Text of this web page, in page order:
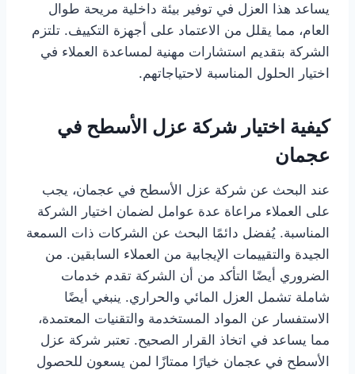
يساعد هذا العزل في توفير بيئة داخلية مريحة طوال
العام، مما يقلل من الاعتماد على أجهزة التكييف. تلتزم
الشركة بتقديم استشارات مهنية لمساعدة العملاء في
اختيار الحلول المناسبة لاحتياجاتهم.
كيفية اختيار شركة عزل الأسطح في
عجمان
عند البحث عن شركة عزل الأسطح في عجمان، يجب
على العملاء مراعاة عدة عوامل لضمان اختيار الشركة
المناسبة. يُفضل دائمًا البحث عن الشركات ذات السمعة
الجيدة والتقييمات الإيجابية من العملاء السابقين. من
الضروري أيضًا التأكد من أن الشركة تقدم خدمات
شاملة تشمل العزل المائي والحراري. ينبغي أيضًا
الاستفسار عن المواد المستخدمة والتقنيات المعتمدة،
مما يساعد في اتخاذ القرار الصحيح. تعتبر شركة عزل
الأسطح في عجمان خيارًا ممتازًا لمن يسعون للحصول